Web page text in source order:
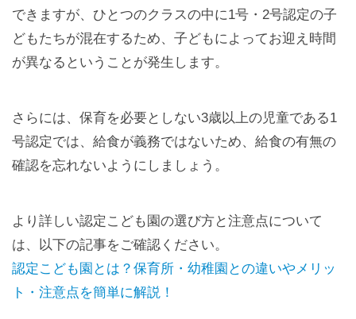
できますが、ひとつのクラスの中に1号・2号認定の子
どもたちが混在するため、子どもによってお迎え時間
が異なるということが発生します。
さらには、保育を必要としない3歳以上の児童である1
号認定では、給食が義務ではないため、給食の有無の
確認を忘れないようにしましょう。
より詳しい認定こども園の選び方と注意点について
は、以下の記事をご確認ください。
認定こども園とは？保育所・幼稚園との違いやメリッ
ト・注意点を簡単に解説！